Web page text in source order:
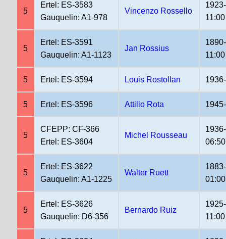
5
Ertel: ES-3583
Gauquelin: A1-978
Vincenzo Rossello
11:00
5
Ertel: ES-3591
Gauquelin: A1-1123
Jan Rossius
11:00
5 Ertel: ES-3594 Louis Rostollan
5 Ertel: ES-3596 Attilio Rota
5
CFEPP: CF-366
Ertel: ES-3604
Michel Rousseau
06:50
5
Ertel: ES-3622
Gauquelin: A1-1225
Walter Ruett
01:00
5
Ertel: ES-3626
Gauquelin: D6-356
Bernardo Ruiz
11:00